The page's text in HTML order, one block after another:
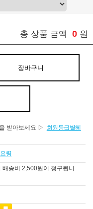
총 상품 금액 0 원
장바구니
받아보세요 ▷
회원등급별혜
령
송비 2,500원이 청구됩니